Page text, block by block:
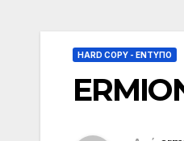
HARD COPY - ΈΝΤΥΠΟ